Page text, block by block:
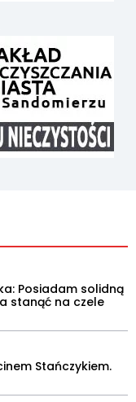
Posiadam solidną
stanąć na czele
Stańczykiem.